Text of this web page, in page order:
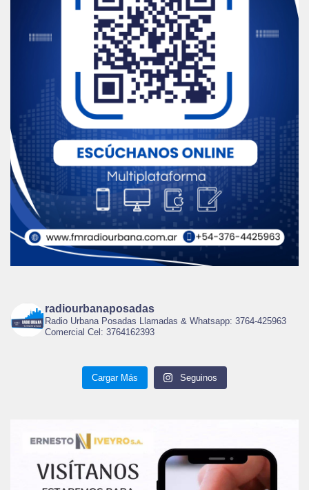
radiourbanaposadas
Radio Urbana Posadas Llamadas & Whatsapp: 3764-425963
Comercial Cel: 3764162393
Cargar Más Seguinos